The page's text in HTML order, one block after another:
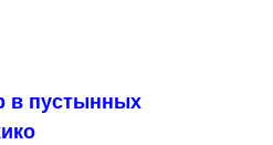
в пустынных